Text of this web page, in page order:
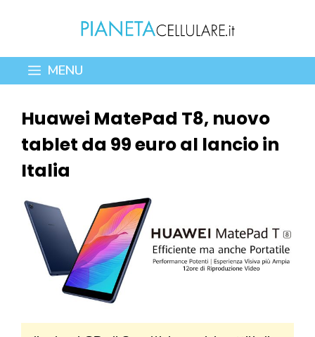
contenuto
MENU
Huawei MatePad T8, nuovo
tablet da 99 euro al lancio in
Italia